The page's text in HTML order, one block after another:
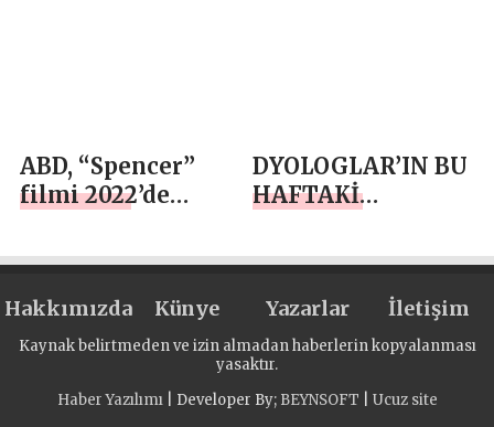
ABD, “Spencer”
filmi 2022’de
buluşacak
DYOLOGLAR’IN BU
HAFTAKİ
MADRA VE KİRAZ
Hakkımızda Künye Yazarlar İletişim
Kaynak belirtmeden ve izin almadan haberlerin kopyalanması
yasaktır.
Haber Yazılımı| Developer By; BEYNSOFT Ucuz site